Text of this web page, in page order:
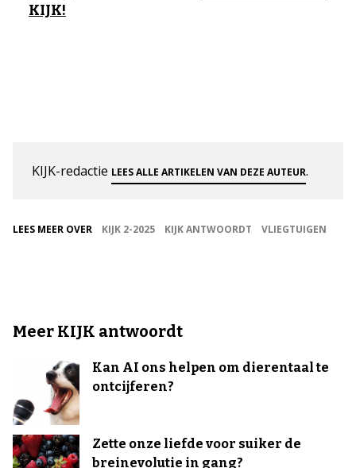
KIJK!
KIJK-redactie LEES ALLE ARTIKELEN VAN DEZE AUTEUR.
LEES MEER OVER KIJK 2-2025 KIJK ANTWOORDT VLIEGTUIGEN
Meer KIJK antwoordt
Kan AI ons helpen om dierentaal te
ontcijferen?
Zette onze liefde voor suiker de
breinevolutie in gang?